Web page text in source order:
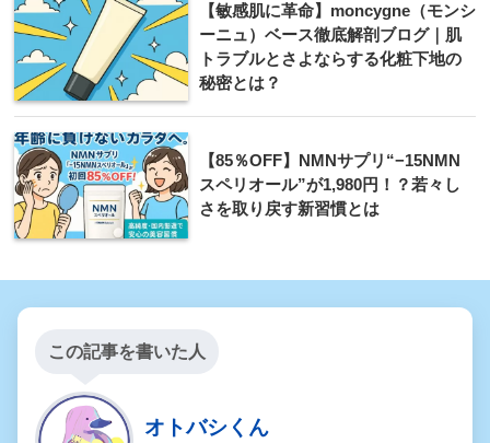
【敏感肌に革命】moncygne（モンシ
ーニュ）ベース徹底解剖ブログ｜肌
トラブルとさよならする化粧下地の
秘密とは？
【85％OFF】NMNサプリ“−15NMN
スペリオール”が1,980円！？若々し
さを取り戻す新習慣とは
この記事を書いた人
オトバシくん